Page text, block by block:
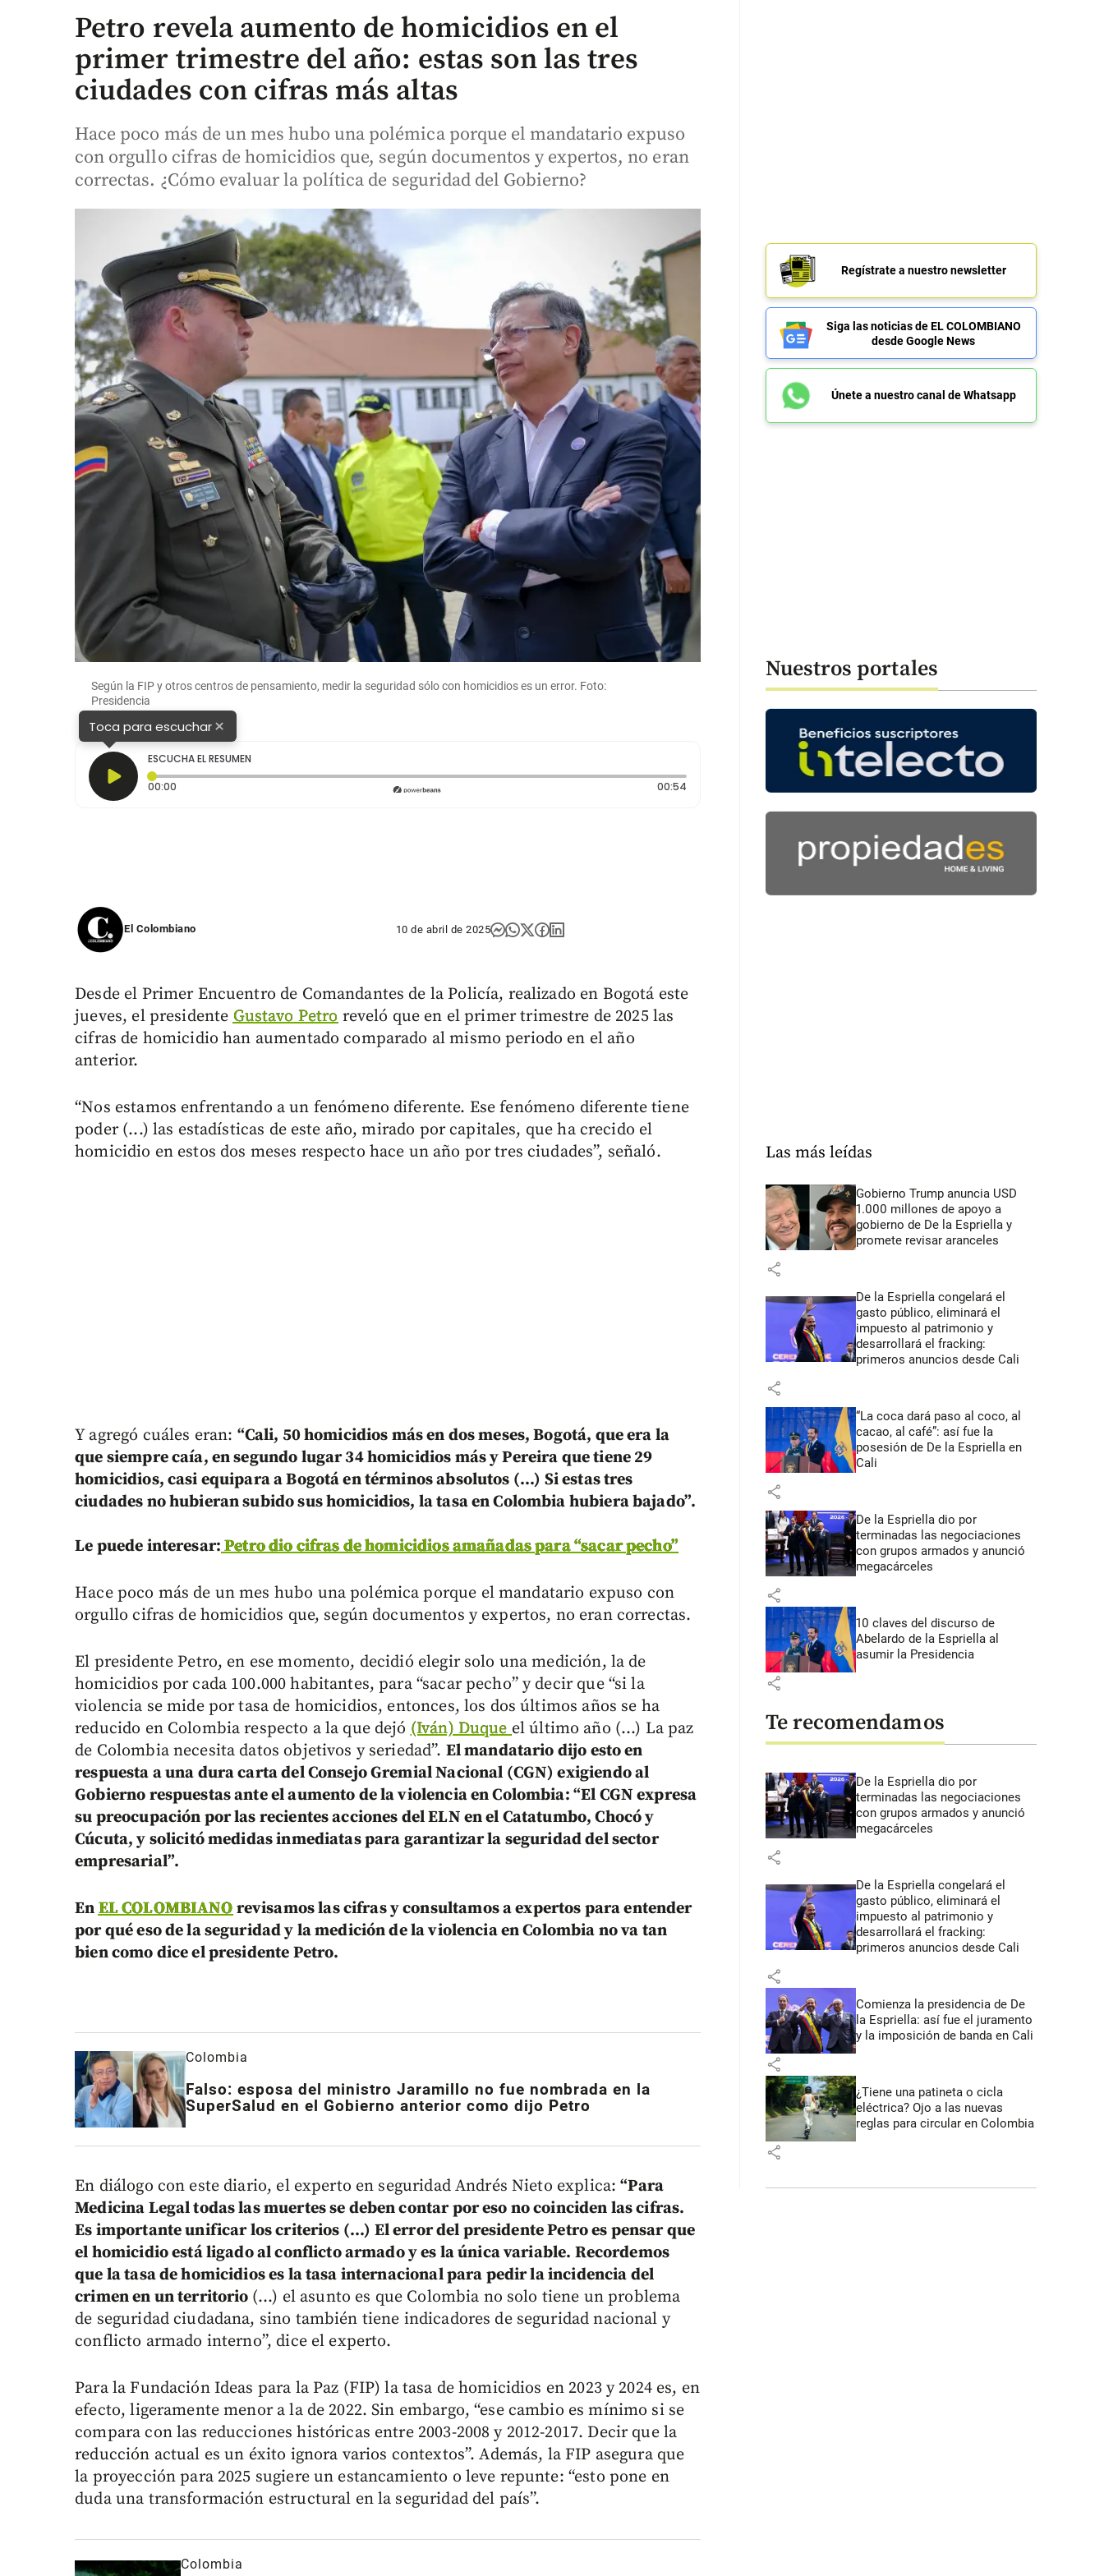
Petro revela aumento de homicidios en el
primer trimestre del año: estas son las tres
ciudades con cifras más altas
Hace poco más de un mes hubo una polémica porque el mandatario expuso
con orgullo cifras de homicidios que, según documentos y expertos, no eran
correctas. ¿Cómo evaluar la política de seguridad del Gobierno?
Según la FIP y otros centros de pensamiento, medir la seguridad sólo con homicidios es un error. Foto:
Presidencia
Toca para escuchar×
ESCUCHA EL RESUMEN
00:00
00:54Duración: 54 segundos
El Colombiano 10 de abril de 2025
Desde el Primer Encuentro de Comandantes de la Policía, realizado en Bogotá este
jueves, el presidenteGustavo Petroreveló que en el primer trimestre de 2025 las
cifras de homicidio han aumentado comparado al mismo periodo en el año
anterior.
“Nos estamos enfrentando a un fenómeno diferente. Ese fenómeno diferente tiene
poder (...) las estadísticas de este año, mirado por capitales, que ha crecido el
homicidio en estos dos meses respecto hace un año por tres ciudades”, señaló.
Y agregó cuáles eran: “Cali, 50 homicidios más en dos meses, Bogotá, que era la
que siempre caía, en segundo lugar 34 homicidios más y Pereira que tiene 29
homicidios, casi equipara a Bogotá en términos absolutos (...) Si estas tres
ciudades no hubieran subido sus homicidios, la tasa en Colombia hubiera bajado”.
Le puede interesar:Petro dio cifras de homicidios amañadas para “sacar pecho”
Hace poco más de un mes hubo una polémica porque el mandatario expuso con
orgullo cifras de homicidios que, según documentos y expertos, no eran correctas.
El presidente Petro, en ese momento, decidió elegir solo una medición, la de
homicidios por cada 100.000 habitantes, para “sacar pecho” y decir que “si la
violencia se mide por tasa de homicidios, entonces, los dos últimos años se ha
reducido en Colombia respecto a la que dejó(Iván) Duqueel último año (...) La paz
de Colombia necesita datos objetivos y seriedad”. El mandatario dijo esto en
respuesta a una dura carta del Consejo Gremial Nacional (CGN) exigiendo al
Gobierno respuestas ante el aumento de la violencia en Colombia: “El CGN expresa
su preocupación por las recientes acciones del ELN en el Catatumbo, Chocó y
Cúcuta, y solicitó medidas inmediatas para garantizar la seguridad del sector
empresarial”.
EnEL COLOMBIANOrevisamos las cifras y consultamos a expertos para entender
por qué eso de la seguridad y la medición de la violencia en Colombia no va tan
bien como dice el presidente Petro.
Colombia
Falso: esposa del ministro Jaramillo no fue nombrada en la
SuperSalud en el Gobierno anterior como dijo Petro
En diálogo con este diario, el experto en seguridad Andrés Nieto explica:“Para
Medicina Legal todas las muertes se deben contar por eso no coinciden las cifras.
Es importante unificar los criterios (...) El error del presidente Petro es pensar que
el homicidio está ligado al conflicto armado y es la única variable. Recordemos
que la tasa de homicidios es la tasa internacional para pedir la incidencia del
crimen en un territorio (...) el asunto es que Colombia no solo tiene un problema
de seguridad ciudadana, sino también tiene indicadores de seguridad nacional y
conflicto armado interno”, dice el experto.
Para la Fundación Ideas para la Paz (FIP) la tasa de homicidios en 2023 y 2024 es, en
efecto, ligeramente menor a la de 2022. Sin embargo, “ese cambio es mínimo si se
compara con las reducciones históricas entre 2003-2008 y 2012-2017. Decir que la
reducción actual es un éxito ignora varios contextos”. Además, la FIP asegura que
la proyección para 2025 sugiere un estancamiento o leve repunte: “esto pone en
duda una transformación estructural en la seguridad del país”.
Colombia
Regístrate a nuestro newsletter
Siga las noticias de EL COLOMBIANO
desde Google News
Únete a nuestro canal de Whatsapp
Nuestros portales
Las más leídas
Gobierno Trump anuncia USD
1.000 millones de apoyo a
gobierno de De la Espriella y
promete revisar aranceles
share
De la Espriella congelará el
gasto público, eliminará el
impuesto al patrimonio y
desarrollará el fracking:
primeros anuncios desde Cali
share
“La coca dará paso al coco, al
cacao, al café”: así fue la
posesión de De la Espriella en
Cali
share
De la Espriella dio por
terminadas las negociaciones
con grupos armados y anunció
megacárceles
share
10 claves del discurso de
Abelardo de la Espriella al
asumir la Presidencia
share
Te recomendamos
De la Espriella dio por
terminadas las negociaciones
con grupos armados y anunció
megacárceles
share
De la Espriella congelará el
gasto público, eliminará el
impuesto al patrimonio y
desarrollará el fracking:
primeros anuncios desde Cali
share
Comienza la presidencia de De
la Espriella: así fue el juramento
y la imposición de banda en Cali
share
¿Tiene una patineta o cicla
eléctrica? Ojo a las nuevas
reglas para circular en Colombia
share